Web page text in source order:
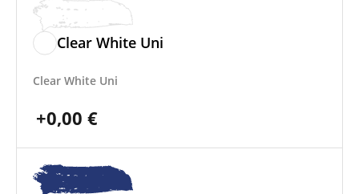
Clear White Uni
Clear White Uni
+0,00 €